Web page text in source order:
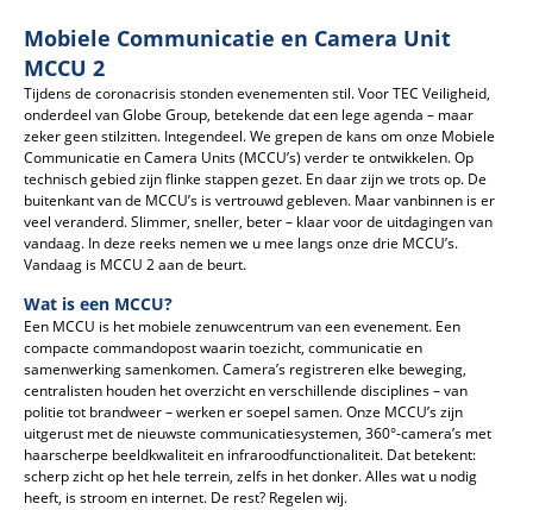
Mobiele Communicatie en Camera Unit
MCCU 2
Tijdens de coronacrisis stonden evenementen stil. Voor TEC Veiligheid,
onderdeel van Globe Group, betekende dat een lege agenda – maar
zeker geen stilzitten. Integendeel. We grepen de kans om onze Mobiele
Communicatie en Camera Units (MCCU’s) verder te ontwikkelen. Op
technisch gebied zijn flinke stappen gezet. En daar zijn we trots op. De
buitenkant van de MCCU’s is vertrouwd gebleven. Maar vanbinnen is er
veel veranderd. Slimmer, sneller, beter – klaar voor de uitdagingen van
vandaag. In deze reeks nemen we u mee langs onze drie MCCU’s.
Vandaag is MCCU 2 aan de beurt.
Wat is een MCCU?
Een MCCU is het mobiele zenuwcentrum van een evenement. Een
compacte commandopost waarin toezicht, communicatie en
samenwerking samenkomen. Camera’s registreren elke beweging,
centralisten houden het overzicht en verschillende disciplines – van
politie tot brandweer – werken er soepel samen. Onze MCCU’s zijn
uitgerust met de nieuwste communicatiesystemen, 360°-camera’s met
haarscherpe beeldkwaliteit en infraroodfunctionaliteit. Dat betekent:
scherp zicht op het hele terrein, zelfs in het donker. Alles wat u nodig
heeft, is stroom en internet. De rest? Regelen wij.